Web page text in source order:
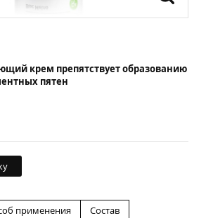
крем препятствует образованию
пятен
применения Состав